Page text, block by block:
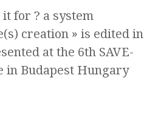
for ? a system
creation » is edited in
at the 6th SAVE-
in Budapest Hungary